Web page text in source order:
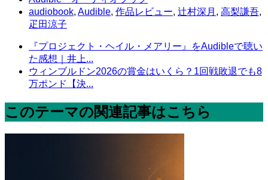
audiobook, Audible, 作品レビュー, 辻村深月 , 高梨謙吾,
疋田涼子
『プロジェクト・ヘイル・メアリー』をAudibleで聴い
た感想｜井上...
ウィンブルドン2026の賞金はいくら？1回戦敗退でも8
万ポンド【決...
このテーマの関連記事はこちら